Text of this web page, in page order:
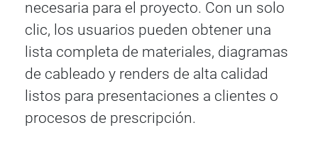
necesaria para el proyecto. Con un solo
clic, los usuarios pueden obtener una
lista completa de materiales, diagramas
de cableado y renders de alta calidad
listos para presentaciones a clientes o
procesos de prescripción.